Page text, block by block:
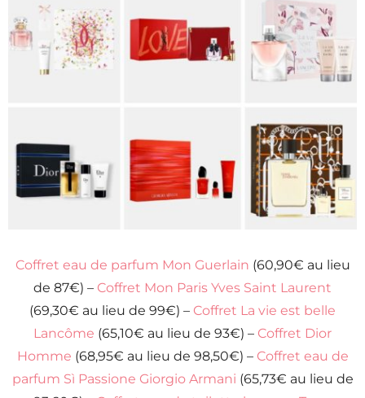
Coffret eau de parfum Mon Guerlain (60,90€ au lieu
de 87€) – Coffret Mon Paris Yves Saint Laurent
(69,30€ au lieu de 99€) – Coffret La vie est belle
Lancôme (65,10€ au lieu de 93€) – Coffret Dior
Homme (68,95€ au lieu de 98,50€) – Coffret eau de
parfum Sì Passione Giorgio Armani (65,73€ au lieu de